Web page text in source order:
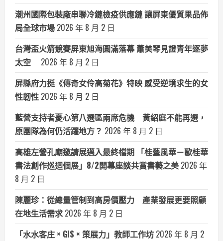
潮州國際包裝廠串聯冷鏈檢疫供應鏈 讓屏東優質果品佈
局全球市場 2026 年 8 月 2 日
台灣盃火箭競賽屏東旭海圓滿落幕 蕭美琴見證青年逐夢
太空
2026 年 8 月 2 日
屏縣府力挺《傳奇女伶高菊花》特映 感受逆境求生的女
性韌性 2026 年 8 月 2 日
藍營支持者憂心第八選區兩席危機 黃紹庭不能再選，
原團隊為何仍活躍地方？ 2026 年 8 月 2 日
高雄左營孔廟邀請展邁入最終檔期 「桂藝風華－歐桂華
書法創作巡迴個展」8/2開幕座談共賞書藝之美 2026 年
8 月 2 日
陳麗珍：從總量管制到高房價壓力 產業發展更要照顧
在地生活需求 2026 年 8 月 2 日
「水水客庄 × GIS × 策展力」教師工作坊 2026 年 8 月 2